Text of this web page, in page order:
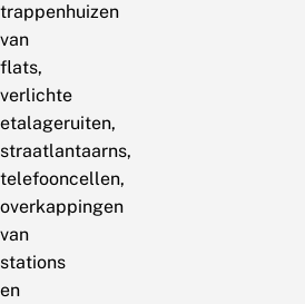
trappenhuizen
van
flats,
verlichte
etalageruiten,
straatlantaarns,
telefooncellen,
overkappingen
van
stations
en